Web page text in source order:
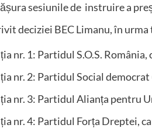
sesiunile de instruire a
deciziei BEC Limanu, în
nr. 1: Partidul S.O.S.
nr. 2: Partidul Social
nr. 3: Partidul Alianța pentru
nr. 4: Partidul Forța Dreptei,